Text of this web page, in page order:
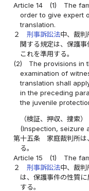
Article 14
(1)
The
order to give expert
translation.
２
刑事訴訟法中、裁
関する規定は、保護事
これを準用する。
(2)
The provisions in
examination of
translation shall
in the preceding
the juvenile
（検証、押収、捜索）
(Inspection, seizure
第十五条
家庭裁判所
る。
Article 15
(1)
The
２
刑事訴訟法中、裁
は、保護事件の性質
する。